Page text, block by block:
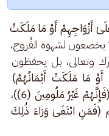
حَافِظُونَ (5) إِلَّا عَلَىٰ أَزْوَاجِهِمْ أَوْ مَا مَلَكَتْ
يخضعون لشهوة الفُروج،
وتعالى، بل يحفظون
أَوْ مَا مَلَكَتْ أَيْمَانُهُمْ)
(فَإِنَّهُمْ غَيْرُ مَلُومِينَ (6))
،
(فَمَنِ ابْتَغَىٰ وَرَاءَ ذَٰلِكَ